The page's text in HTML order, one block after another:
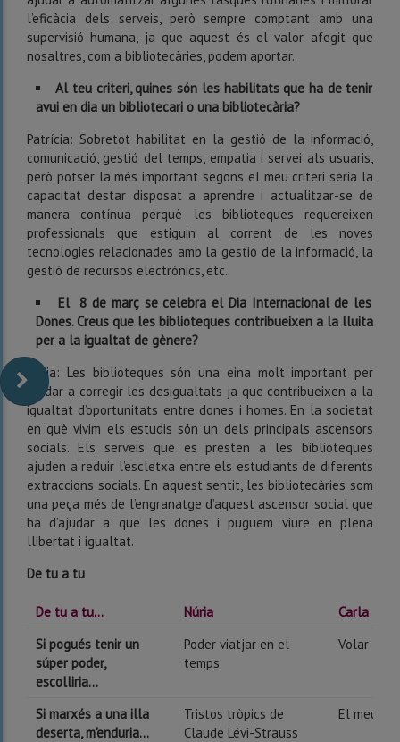
l’eficàcia dels serveis, però sempre comptant amb una
supervisió humana, ja que aquest és el valor afegit que
nosaltres, com a bibliotecàries, podem aportar.
Al teu criteri, quines són les habilitats que ha de tenir
avui en dia un bibliotecari o una bibliotecària?
Patrícia: Sobretot habilitat en la gestió de la informació,
comunicació, gestió del temps, empatia i servei als usuaris,
però potser la més important segons el meu criteri seria la
capacitat d’estar disposat a aprendre i actualitzar-se de
manera contínua perquè les biblioteques requereixen
professionals que estiguin al corrent de les noves
tecnologies relacionades amb la gestió de la informació, la
gestió de recursos electrònics, etc.
El 8 de març se celebra el Dia Internacional de les
Dones. Creus que les biblioteques contribueixen a la lluita
per a la igualtat de gènere?
Núria: Les biblioteques són una eina molt important per
ajudar a corregir les desigualtats ja que contribueixen a la
igualtat d’oportunitats entre dones i homes. En la societat
en què vivim els estudis són un dels principals ascensors
socials. Els serveis que es presten a les biblioteques
ajuden a reduir l’escletxa entre els estudiants de diferents
extraccions socials. En aquest sentit, les bibliotecàries som
una peça més de l’engranatge d’aquest ascensor social que
ha d’ajudar a que les dones i puguem viure en plena
llibertat i igualtat.
De tu a tu
De tu a tu... Núria
Carla
Si pogués tenir un
súper poder,
escolliria...
Poder viatjar en el
temps
Volar
Si marxés a una illa
deserta, m'enduria...
Tristos tròpics de
Claude Lévi-Strauss
El meu